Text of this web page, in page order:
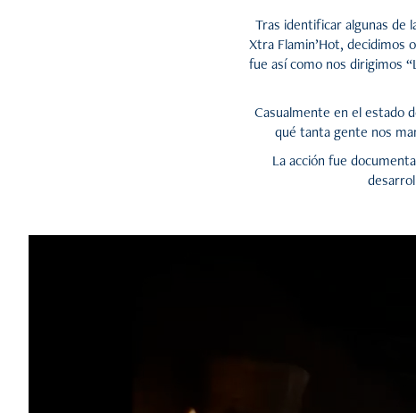
Tras identificar algunas de
Xtra Flamin’Hot, decidimos
fue así como nos dirigimos
Casualmente en el estado
qué tanta gente nos
La acción fue